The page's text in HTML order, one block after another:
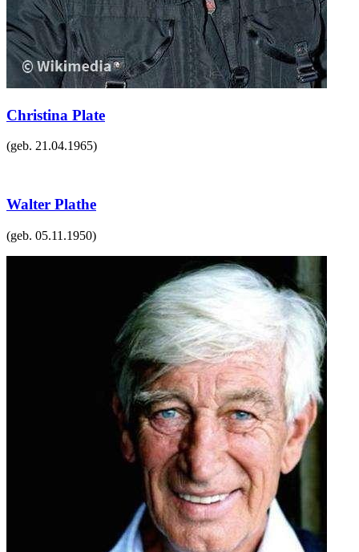
Christina Plate
(geb. 21.04.1965)
Walter Plathe
(geb. 05.11.1950)